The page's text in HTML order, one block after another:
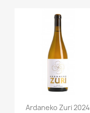
Aperçu rapide
Ardaneko Zuri 2024